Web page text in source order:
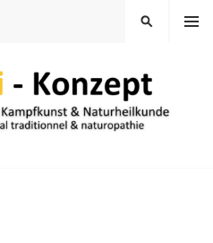
MENU
SEARCH